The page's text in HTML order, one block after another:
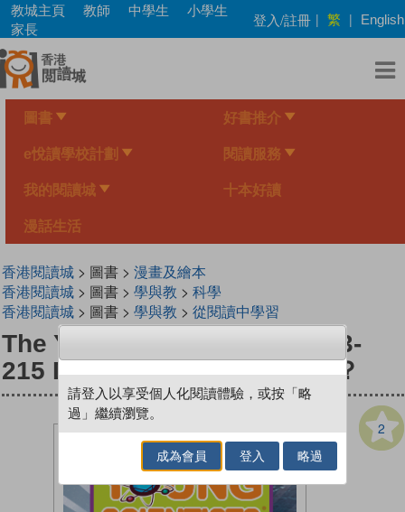
Skip
main
content
教城主頁 教師 中學生
小學生
家長
登入/註冊 | 繁 | English
圖書 好書推介
e悅讀學校計劃 閱讀服務
我的閱讀城 十本好讀
漫話生活
香港閱讀城> 圖書 > 漫畫及繪本
香港閱讀城> 圖書 > 學與教 > 科學
香港閱讀城> 圖書 > 學與教 > 從閱讀中學習
The Young Scientists Level 3-
215 Do Sharks Hunt People？
2
請登入以享受個人化閱讀體驗，或按「略
過」繼續瀏覽。
成為會員 登入 略過